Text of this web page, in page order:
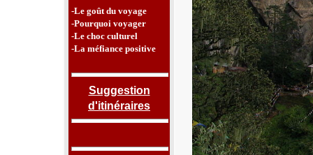
-Le goût du voyage
-Pourquoi voyager
-Le choc culturel
-La méfiance positive
Suggestion
d'itinéraires